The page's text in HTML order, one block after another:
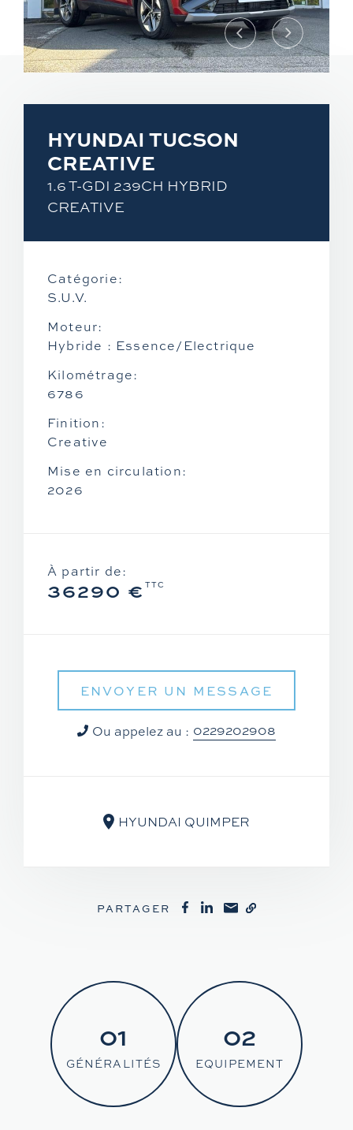
Hyundai
Mazda
Mitsubishi
Suzuki
Piaggio
Aprilia
Moto Guzzi
Zontes
Rayvolt
Exxite
Vans aménagés
Hanroad
HYUNDAI TUCSON
CREATIVE
1.6 T-GDI 239CH HYBRID
CREATIVE
Catégorie:
S.U.V.
Moteur:
Hybride : Essence/Electrique
Kilométrage:
6786
Finition:
Creative
Mise en circulation:
2026
À partir de:
36290 € TTC
ENVOYER UN MESSAGE
Ou appelez au : 0229202908
HYUNDAI QUIMPER
PARTAGER
01
GÉNÉRALITÉS
02
EQUIPEMENT